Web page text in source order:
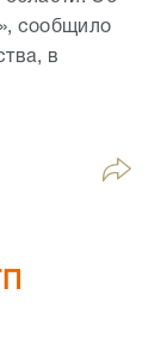
сообщило
в